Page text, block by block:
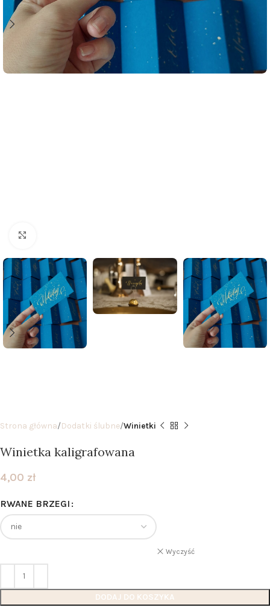
Strona główna Dodatki ślubne Winietki
Winietka kaligrafowana
4,00 zł
RWANE BRZEGI
Wyczyść
DODAJ DO KOSZYKA